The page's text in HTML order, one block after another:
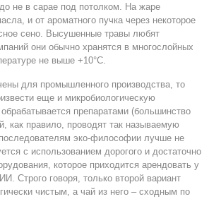
не в сарае под потолком. На жаре
и от ароматного пучка через некоторое
сено. Высушенные травы любят
они обычно хранятся в многослойных
не выше +10°С.
для промышленного производства, то
еще и микробиологическую
препаратами (большинство
как правило, проводят так называемую
эко-философии лучше не
с использованием дорогого и достаточно
которое приходится арендовать у
Строго говоря, только второй вариант
чистым, а чай из него – сходным по